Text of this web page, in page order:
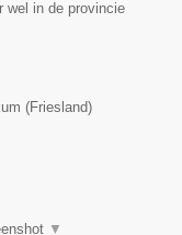
wel in de provincie
(Friesland)
▼